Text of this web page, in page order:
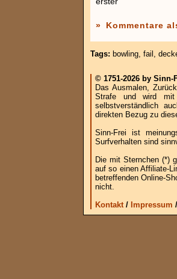
» Kommentare
Tags: bowling, fail ,
© 1751-2026 by Sinn-
Das Ausmalen,
Strafe und wird mit
selbstverständlich
direkten Bezug zu
Sinn-Frei ist
Surfverhalten sind
Die mit Sternchen (*)
auf so einen Affiliate-
betreffenden Online-
nicht.
Kontakt/ Impressum /